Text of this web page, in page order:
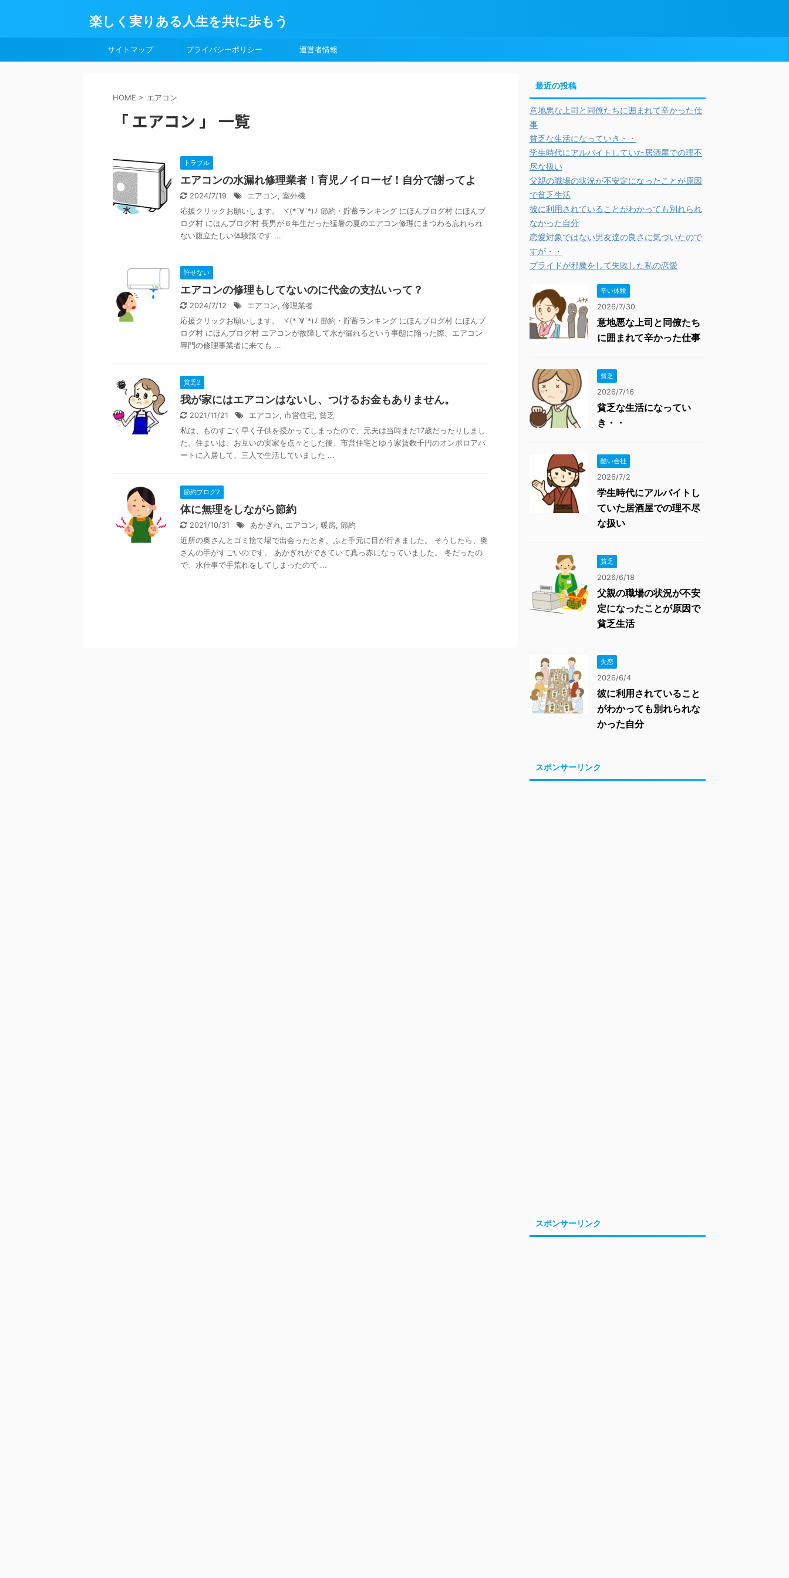
楽しく実りある人生を共に歩もう
サイトマップ プライバシーポリシー 運営者情報
HOME > エアコン
「 エアコン 」 一覧
トラブル
エアコンの水漏れ修理業者！育児ノイローゼ！自分で謝ってよ
2024/7/19 エアコン, 室外機
応援クリックお願いします。 ヾ(*´∀`*)ﾉ 節約・貯蓄ランキング にほんブログ村 にほんブ
ログ村 にほんブログ村 長男が６年生だった猛暑の夏のエアコン修理にまつわる忘れられ
ない腹立たしい体験談です ...
許せない
エアコンの修理もしてないのに代金の支払いって？
2024/7/12 エアコン, 修理業者
応援クリックお願いします。 ヾ(*´∀`*)ﾉ 節約・貯蓄ランキング にほんブログ村 にほんブ
ログ村 にほんブログ村 エアコンが故障して水が漏れるという事態に陥った際、エアコン
専門の修理事業者に来ても ...
貧乏2
我が家にはエアコンはないし、つけるお金もありません。
2021/11/21 エアコン, 市営住宅, 貧乏
私は、ものすごく早く子供を授かってしまったので、元夫は当時まだ17歳だったりしまし
た。住まいは、お互いの実家を点々とした後、市営住宅とゆう家賃数千円のオンボロアパ
ートに入居して、三人で生活していました ...
節約ブログ2
体に無理をしながら節約
2021/10/31 あかぎれ, エアコン, 暖房, 節約
近所の奥さんとゴミ捨て場で出会ったとき、ふと手元に目が行きました。 そうしたら、奥
さんの手がすごいのです。 あかぎれができていて真っ赤になっていました。 冬だったの
で、水仕事で手荒れをしてしまったので ...
最近の投稿
意地悪な上司と同僚たちに囲まれて辛かった仕
事
貧乏な生活になっていき・・
学生時代にアルバイトしていた居酒屋での理不
尽な扱い
父親の職場の状況が不安定になったことが原因
で貧乏生活
彼に利用されていることがわかっても別れられ
なかった自分
恋愛対象ではない男友達の良さに気づいたので
すが・・
プライドが邪魔をして失敗した私の恋愛
辛い体験
2026/7/30
意地悪な上司と同僚たち
に囲まれて辛かった仕事
貧乏
2026/7/16
貧乏な生活になってい
き・・
酷い会社
2026/7/2
学生時代にアルバイトし
ていた居酒屋での理不尽
な扱い
貧乏
2026/6/18
父親の職場の状況が不安
定になったことが原因で
貧乏生活
失恋
2026/6/4
彼に利用されていること
がわかっても別れられな
かった自分
スポンサーリンク
スポンサーリンク